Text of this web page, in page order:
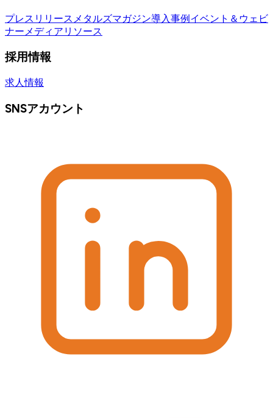
プレスリリース メタルズマガジン導入事例イベント＆ウェビ
ナー メディアリソース
採用情報
求人情報
SNSアカウント